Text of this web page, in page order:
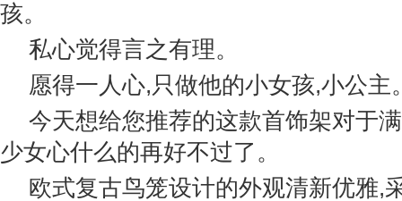
孩。
私心觉得言之有理。
愿得一人心,只做他的小女孩,小公主
今天想给您推荐的这款首饰架对于
少女心什么的再好不过了。
欧式复古鸟笼设计的外观清新优雅,